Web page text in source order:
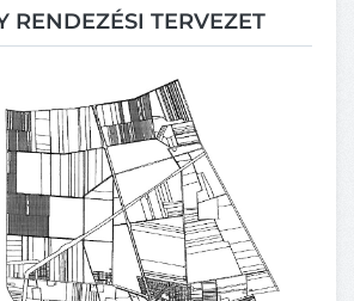
RENDEZÉSI TERVEZET